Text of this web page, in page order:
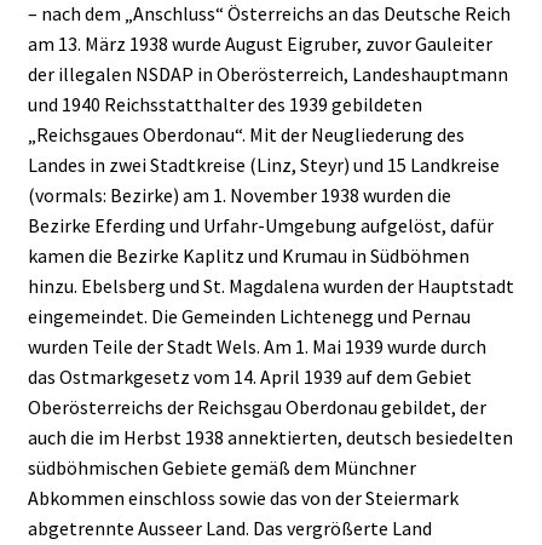
– nach dem „Anschluss“ Österreichs an das Deutsche Reich
am 13. März 1938 wurde August Eigruber, zuvor Gauleiter
der illegalen NSDAP in Oberösterreich, Landeshauptmann
und 1940 Reichsstatthalter des 1939 gebildeten
„Reichsgaues Oberdonau“. Mit der Neugliederung des
Landes in zwei Stadtkreise (Linz, Steyr) und 15 Landkreise
(vormals: Bezirke) am 1. November 1938 wurden die
Bezirke Eferding und Urfahr-Umgebung aufgelöst, dafür
kamen die Bezirke Kaplitz und Krumau in Südböhmen
hinzu. Ebelsberg und St. Magdalena wurden der Hauptstadt
eingemeindet. Die Gemeinden Lichtenegg und Pernau
wurden Teile der Stadt Wels. Am 1. Mai 1939 wurde durch
das Ostmarkgesetz vom 14. April 1939 auf dem Gebiet
Oberösterreichs der Reichsgau Oberdonau gebildet, der
auch die im Herbst 1938 annektierten, deutsch besiedelten
südböhmischen Gebiete gemäß dem Münchner
Abkommen einschloss sowie das von der Steiermark
abgetrennte Ausseer Land. Das vergrößerte Land